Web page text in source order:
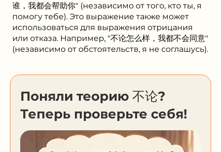
谁，我都会帮助你" (независимо от того, кто ты, я
помогу тебе). Это выражение также может
использоваться для выражения отрицания
или отказа. Например, "不论怎么样，我都不会同意"
(независимо от обстоятельств, я не соглашусь).
Поняли теорию 不论?
Теперь проверьте себя!